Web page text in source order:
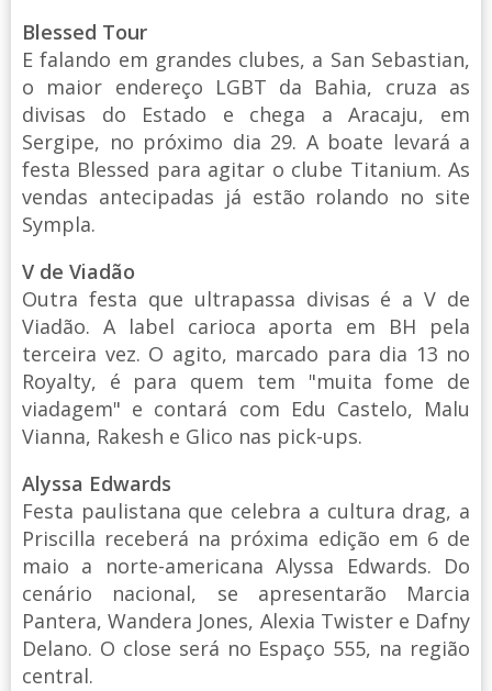
Blessed Tour
E falando em grandes clubes, a San Sebastian,
o maior endereço LGBT da Bahia, cruza as
divisas do Estado e chega a Aracaju, em
Sergipe, no próximo dia 29. A boate levará a
festa Blessed para agitar o clube Titanium. As
vendas antecipadas já estão rolando no site
Sympla.
V de Viadão
Outra festa que ultrapassa divisas é a V de
Viadão. A label carioca aporta em BH pela
terceira vez. O agito, marcado para dia 13 no
Royalty, é para quem tem "muita fome de
viadagem" e contará com Edu Castelo, Malu
Vianna, Rakesh e Glico nas pick-ups.
Alyssa Edwards
Festa paulistana que celebra a cultura drag, a
Priscilla receberá na próxima edição em 6 de
maio a norte-americana Alyssa Edwards. Do
cenário nacional, se apresentarão Marcia
Pantera, Wandera Jones, Alexia Twister e Dafny
Delano. O close será no Espaço 555, na região
central.